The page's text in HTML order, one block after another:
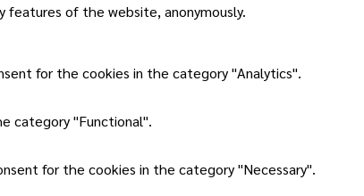
features of the website, anonymously.
for the cookies in the category "Analytics".
category "Functional".
for the cookies in the category "Necessary".